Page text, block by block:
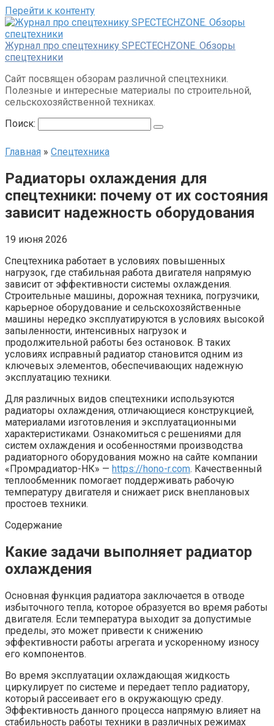
Перейти к контенту
Журнал про спецтехнику SPECTECHZONE. Обзоры
спецтехники
Сайт посвящен обзорам различной спецтехники.
Полезные и интересные материалы по строительной,
сельскохозяйственной техниках.
Поиск:
Главная » Спецтехника
Радиаторы охлаждения для
спецтехники: почему от их состояния
зависит надежность оборудования
19 июня 2026
Спецтехника работает в условиях повышенных
нагрузок, где стабильная работа двигателя напрямую
зависит от эффективности системы охлаждения.
Строительные машины, дорожная техника, погрузчики,
карьерное оборудование и сельскохозяйственные
машины нередко эксплуатируются в условиях высокой
запыленности, интенсивных нагрузок и
продолжительной работы без остановок. В таких
условиях исправный радиатор становится одним из
ключевых элементов, обеспечивающих надежную
эксплуатацию техники.
Для различных видов спецтехники используются
радиаторы охлаждения, отличающиеся конструкцией,
материалами изготовления и эксплуатационными
характеристиками. Ознакомиться с решениями для
систем охлаждения и особенностями производства
радиаторного оборудования можно на сайте компании
«Промрадиатор-НК» — https://hono-r.com. Качественный
теплообменник помогает поддерживать рабочую
температуру двигателя и снижает риск внеплановых
простоев техники.
Содержание
Какие задачи выполняет радиатор
охлаждения
Основная функция радиатора заключается в отводе
избыточного тепла, которое образуется во время работы
двигателя. Если температура выходит за допустимые
пределы, это может привести к снижению
эффективности работы агрегата и ускоренному износу
его компонентов.
Во время эксплуатации охлаждающая жидкость
циркулирует по системе и передает тепло радиатору,
который рассеивает его в окружающую среду.
Эффективность данного процесса напрямую влияет на
стабильность работы техники в различных режимах